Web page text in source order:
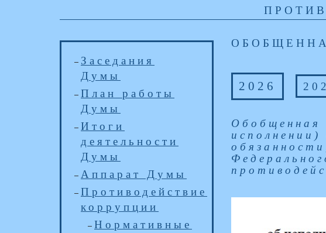
Заседания
Думы
План работы
Думы
Итоги
деятельности
Думы
Аппарат Думы
Противодействие
коррупции
Нормативные
2026
Обобщенная